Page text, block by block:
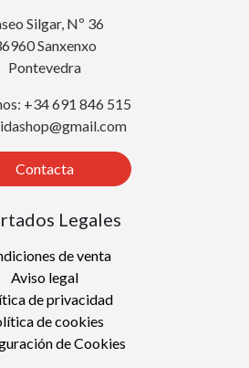
Silgar, Nº 36
Sanxenxo
Pontevedra
+34 691 846 515
Contacta
Legales
de venta
Aviso legal
de privacidad
de cookies
de Cookies